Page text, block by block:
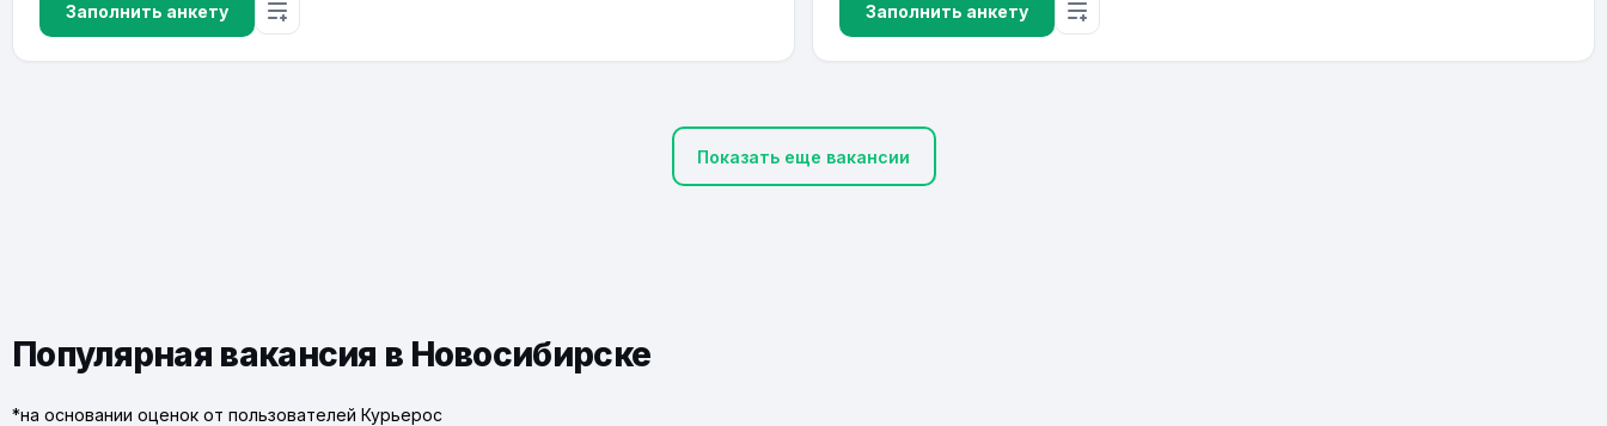
Заполнить анкету Заполнить анкету
Показать еще вакансии
Популярная вакансия в Новосибирске
*на основании оценок от пользователей Курьерос